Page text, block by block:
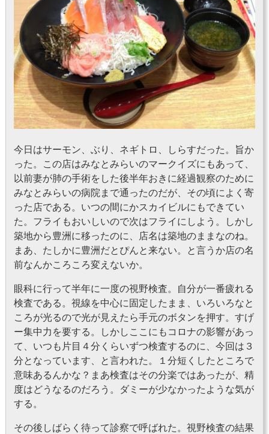
今日はサーモン、ぶり、ネギトロ、しらすだった。旨か
った。この店はみなとみらいのマークイズにもあって、
以前妻が肺の手術をした後半年おきに経過観察のために
みなとみらいの病院まで通ったのだが、その頃によく寄
った店である。いつの間にかスカイビルにもできてい
た。フライもおいしいので次はフライにしよう。しかし
築地から豊洲に移ったのに、店名は築地のままなのね。
まあ、たしかに豊洲だとぴんと来ない。と言うか店の名
前なんかころころ変えないか。
眼科に行って半年に一度の視野検査。自分が一番疲れる
検査である。視線を中心に固定したまま、いろいろなと
ころが光るので光が見えたら手元のボタンを押す。すげ
ー集中力を要する。しかしここにもコロナの影響があっ
て、いつも片目４分くらいずつ検査するのに、今回は３
分となっています、と言われた。１分短くしたところで
意味あるんかな？まあ検査はその分楽ではあったが、精
度はどうなるのだろう。ダミーが少なかったような気が
する。
その後しばらく待って診察で呼ばれた。視野検査の結果